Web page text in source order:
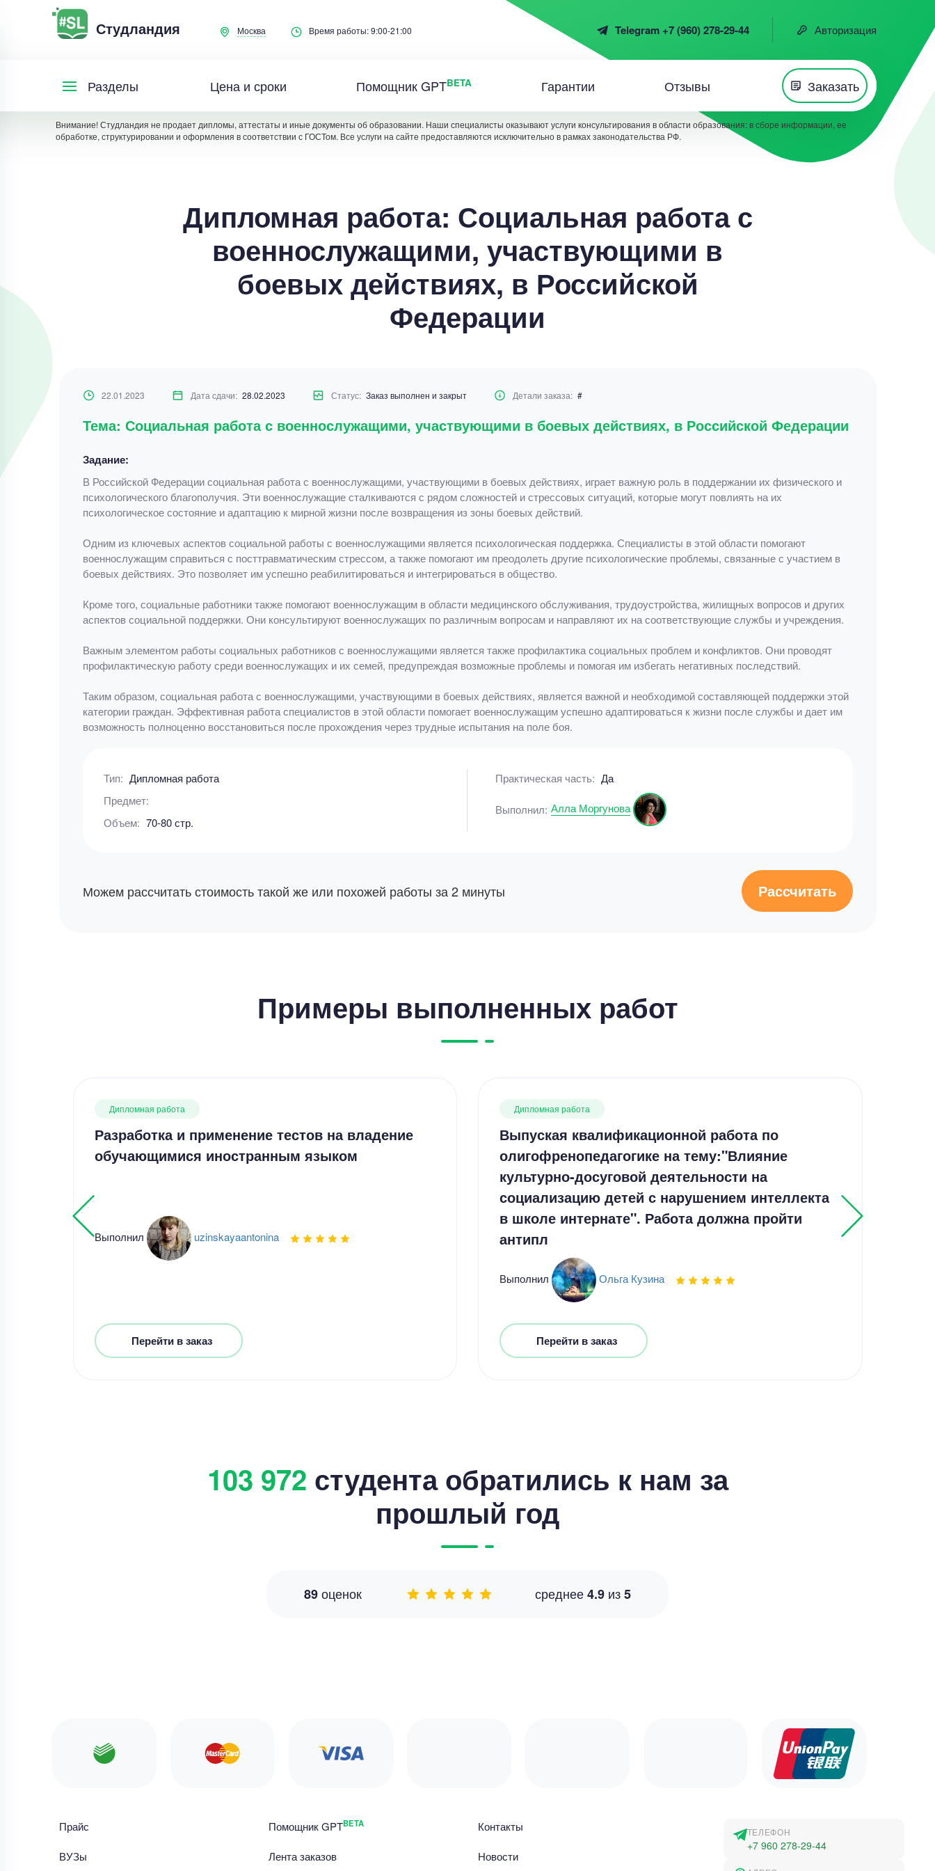
Студландия Москва Время работы: 9:00-21:00 Telegram +7 (960) 278-29-44 Авторизация
Разделы Цена и сроки Помощник GPTBETA Гарантии Отзывы Заказать
Внимание! Студландия не продает дипломы, аттестаты и иные документы об образовании. Наши специалисты оказывают услуги консультирования в области образования: в сборе информации, ее
обработке, структурировании и оформления в соответствии с ГОСТом. Все услуги на сайте предоставляются исключительно в рамках законодательства РФ.
Дипломная работа: Социальная работа с
военнослужащими, участвующими в
боевых действиях, в Российской
Федерации
22.01.2023 Дата сдачи: 28.02.2023 Статус: Заказ выполнен и закрыт Детали заказа: #
Тема: Социальная работа с военнослужащими, участвующими в боевых действиях, в Российской Федерации
Задание:
В Российской Федерации социальная работа с военнослужащими, участвующими в боевых действиях, играет важную роль в поддержании их физического и
психологического благополучия. Эти военнослужащие сталкиваются с рядом сложностей и стрессовых ситуаций, которые могут повлиять на их
психологическое состояние и адаптацию к мирной жизни после возвращения из зоны боевых действий.
Одним из ключевых аспектов социальной работы с военнослужащими является психологическая поддержка. Специалисты в этой области помогают
военнослужащим справиться с посттравматическим стрессом, а также помогают им преодолеть другие психологические проблемы, связанные с участием в
боевых действиях. Это позволяет им успешно реабилитироваться и интегрироваться в общество.
Кроме того, социальные работники также помогают военнослужащим в области медицинского обслуживания, трудоустройства, жилищных вопросов и других
аспектов социальной поддержки. Они консультируют военнослужащих по различным вопросам и направляют их на соответствующие службы и учреждения.
Важным элементом работы социальных работников с военнослужащими является также профилактика социальных проблем и конфликтов. Они проводят
профилактическую работу среди военнослужащих и их семей, предупреждая возможные проблемы и помогая им избегать негативных последствий.
Таким образом, социальная работа с военнослужащими, участвующими в боевых действиях, является важной и необходимой составляющей поддержки этой
категории граждан. Эффективная работа специалистов в этой области помогает военнослужащим успешно адаптироваться к жизни после службы и дает им
возможность полноценно восстановиться после прохождения через трудные испытания на поле боя.
Тип: Дипломная работа
Предмет:
Объем: 70-80 стр.
Практическая часть: Да
Выполнил: Алла Моргунова
Можем рассчитать стоимость такой же или похожей работы за 2 минуты Рассчитать
Примеры выполненных работ
Дипломная работа
Разработка и применение тестов на владение
обучающимися иностранным языком
Выполнил uzinskayaantonina
Перейти в заказ
Дипломная работа
Выпуская квалификационной работа по
олигофренопедагогике на тему:"Влияние
культурно-досуговой деятельности на
социализацию детей с нарушением интеллекта
в школе интернате". Работа должна пройти
антипл
Выполнил Ольга Кузина
Перейти в заказ
103 972 студента обратились к нам за
прошлый год
89оценок среднее4.9 из5
Прайс
ВУЗы
Помощник GPTBETA
Лента заказов
Контакты
Новости
ТЕЛЕФОН
+7 960 278-29-44